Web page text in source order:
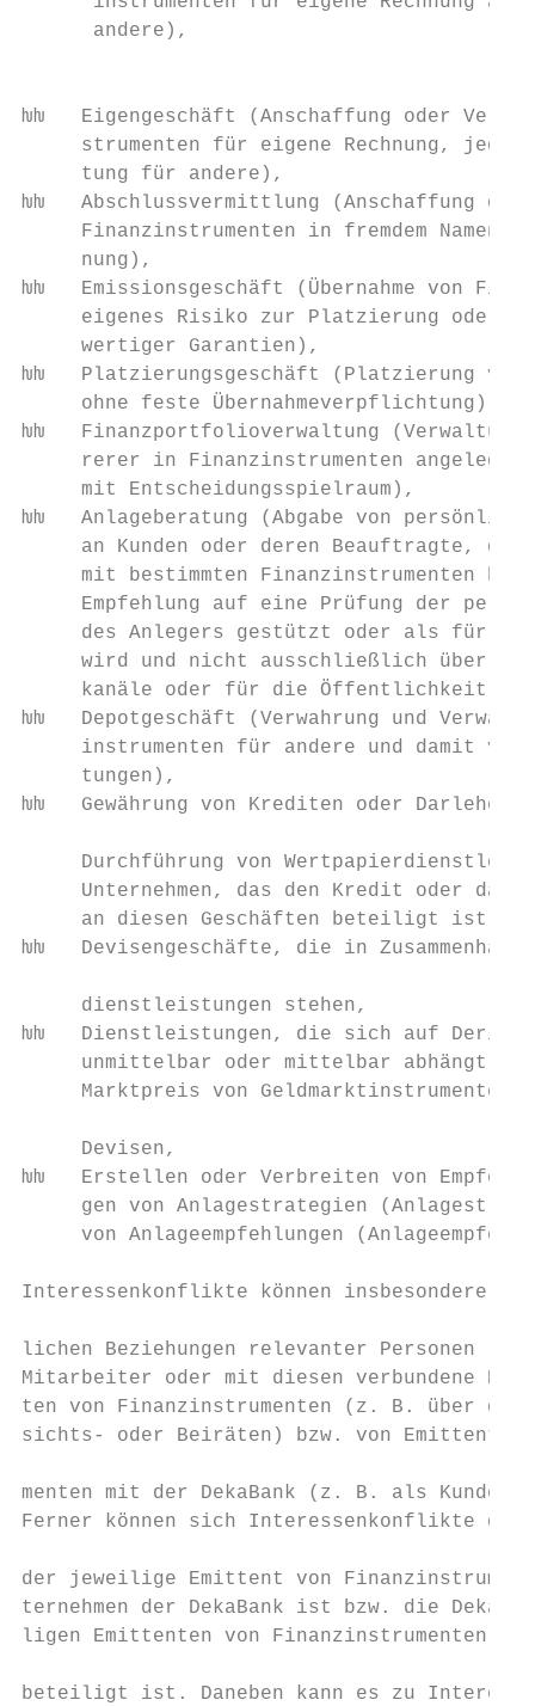
­andere),
ƕƕ   Eigengeschäft (Anschaffung oder
strumenten für eigene Rechnung,
tung für andere),
ƕƕ   Abschlussvermittlung (Anschaffung
Finanzinstrumenten in fremdem Namen
nung),
ƕƕ   Emissionsgeschäft (Übernahme von
eigenes Risiko zur Platzierung oder
wertiger Garantien),
ƕƕ   Platzierungsgeschäft (Platzierung von
ohne feste Übernahmeverpflichtung),
ƕƕ   Finanzportfolioverwaltung
rerer in Finanzinstrumenten
mit Entscheidungsspielraum),
ƕƕ   Anlageberatung (Abgabe von
an Kunden oder deren Beauftragte,
mit bestimmten Finanzinstrumenten
Empfehlung auf eine Prüfung der
des Anlegers gestützt oder als für
wird und nicht ausschließlich über
kanäle oder für die Öffentlichkeit
ƕƕ   Depotgeschäft (Verwahrung und
instrumenten für andere und damit
tungen),
ƕƕ   Gewährung von Krediten oder
Durchführung von
Unternehmen, das den Kredit oder das
an diesen Geschäften beteiligt ist,
ƕƕ   Devisengeschäfte, die in
dienstleistungen stehen,
ƕƕ   Dienstleistungen, die sich auf
unmittelbar oder mittelbar abhängt
Marktpreis von Geldmarktinstrumenten
Devisen,
ƕƕ   Erstellen oder Verbreiten von
gen von Anlagestrategien
von Anlageempfehlungen
Interessenkonflikte können insbesondere
lichen Beziehungen relevanter Personen
Mitarbeiter oder mit diesen verbundene
ten von Finanzinstrumenten (z. B. über
sichts- oder Beiräten) bzw. von
menten mit der DekaBank (z. B. als
Ferner können sich Interessenkonflikte
der jeweilige Emittent von
ternehmen der DekaBank ist bzw. die
ligen Emittenten von Finanzinstrumenten
beteiligt ist. Daneben kann es zu